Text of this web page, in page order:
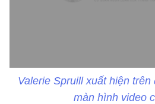
Valerie Spruill xuất hiện
màn hình video